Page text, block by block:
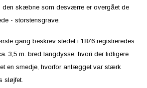
den skæbne som desværre er overgået de
- storstensgrave.
gang beskrev stedet i 1876 registreredes
3,5 m. bred langdysse, hvori der tidligere
en smedje, hvorfor anlægget var stærk
sløjfet.